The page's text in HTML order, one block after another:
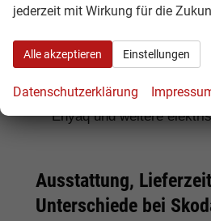
Diesel- oder
Für SUV-Fans:Skoda
und Enyaq
Für Elektroauto-
Enyaq und weitere
Ausstattung,
Unterschiede bei
jederzeit mit Wirkung für die
Alle akzeptieren Einstellungen
Datenschutzerklärung